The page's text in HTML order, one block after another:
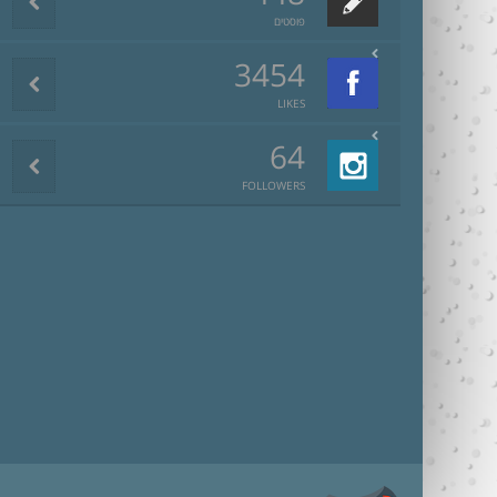
פוסטים
3454
LIKES
64
FOLLOWERS